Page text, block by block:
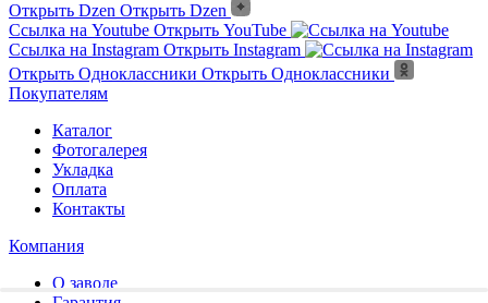
Открыть Dzen Открыть Dzen
Ссылка на Youtube Открыть YouTube
Ссылка на Instagram Открыть Instagram
Открыть Одноклассники Открыть Одноклассники
Покупателям
Каталог
Фотогалерея
Укладка
Оплата
Контакты
Компания
О заводе